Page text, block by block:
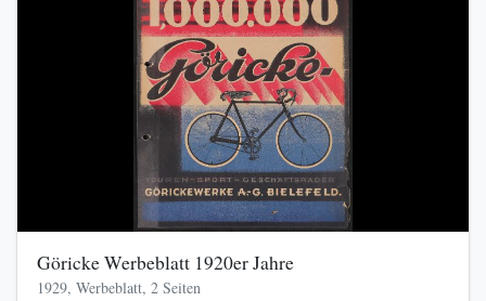
Göricke Werbeblatt 1920er Jahre
1929, Werbeblatt, 2 Seiten